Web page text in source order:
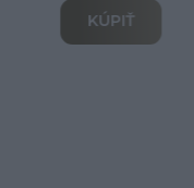
KÚPIŤ